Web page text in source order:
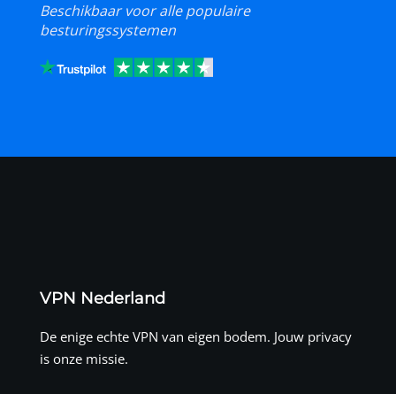
Beschikbaar voor alle populaire
besturingssystemen
VPN Nederland
De enige echte VPN van eigen bodem. Jouw privacy
is onze missie.